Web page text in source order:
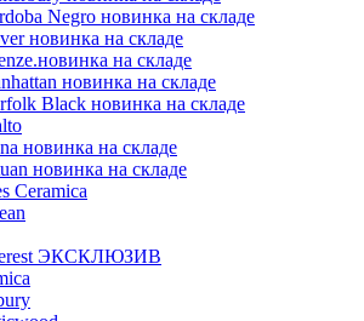
Negro новинка на складе
новинка на складе
на складе
новинка на складе
Black новинка на складе
новинка на складе
новинка на складе
Ceramica
ЭКСКЛЮЗИВ